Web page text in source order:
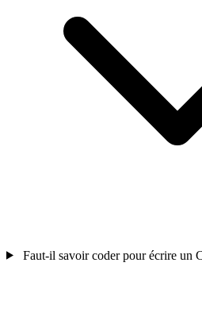
Faut-il savoir coder pour écrire un